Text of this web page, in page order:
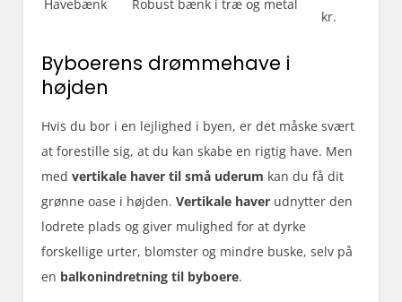
Havebænk Robust bænk i træ og metal
kr.
Byboerens drømmehave i
højden
Hvis du bor i en lejlighed i byen, er det måske svært
at forestille sig, at du kan skabe en rigtig have. Men
medvertikale haver til små uderum kan du få dit
grønne oase i højden.Vertikale haver udnytter den
lodrete plads og giver mulighed for at dyrke
forskellige urter, blomster og mindre buske, selv på
en balkonindretning til byboere.